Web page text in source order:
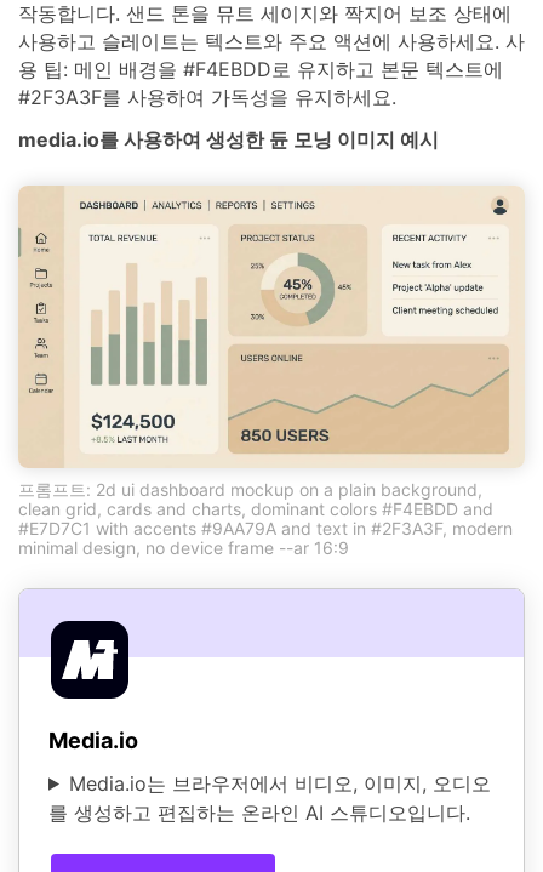
작동합니다. 샌드 톤을 뮤트 세이지와 짝지어 보조 상태에
사용하고 슬레이트는 텍스트와 주요 액션에 사용하세요. 사
용 팁: 메인 배경을 #F4EBDD로 유지하고 본문 텍스트에
#2F3A3F를 사용하여 가독성을 유지하세요.
media.io를 사용하여 생성한 듄 모닝 이미지 예시
프롬프트: 2d ui dashboard mockup on a plain background,
clean grid, cards and charts, dominant colors #F4EBDD and
#E7D7C1 with accents #9AA79A and text in #2F3A3F, modern
minimal design, no device frame --ar 16:9
Media.io
Media.io는 브라우저에서 비디오, 이미지, 오디오
를 생성하고 편집하는 온라인 AI 스튜디오입니다.